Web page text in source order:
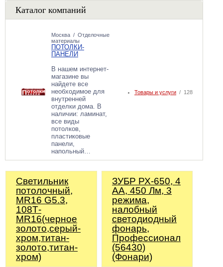
Каталог компаний
Москва / Отделочные
материалы
ПОТОЛКИ-
ПАНЕЛИ
В нашем интернет-
магазине вы
найдете все
необходимое для
внутренней
отделки дома. В
наличии: ламинат,
все виды
потолков,
пластиковые
панели,
напольный…
Товары и услуги / 128
Светильник
потолочный,
MR16 G5.3,
108Т-
MR16(черное
золото,серый-
хром,титан-
золото,титан-
хром)
ЗУБР РХ-650, 4
AA, 450 Лм, 3
режима,
налобный
светодиодный
фонарь,
Профессионал
(56430)
(Фонари)